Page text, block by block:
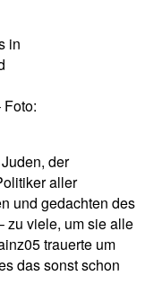
in
der
aller
und gedachten des
zu viele, um sie alle
trauerte um
das sonst schon